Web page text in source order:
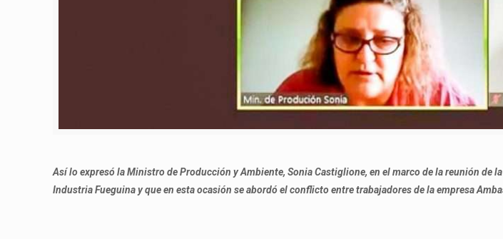
Así lo expresó la Ministro de Producción y Ambiente, Sonia Castiglione, en el marco de la reunión de
Industria Fueguina y que en esta ocasión se abordó el conflicto entre trabajadores de la empresa